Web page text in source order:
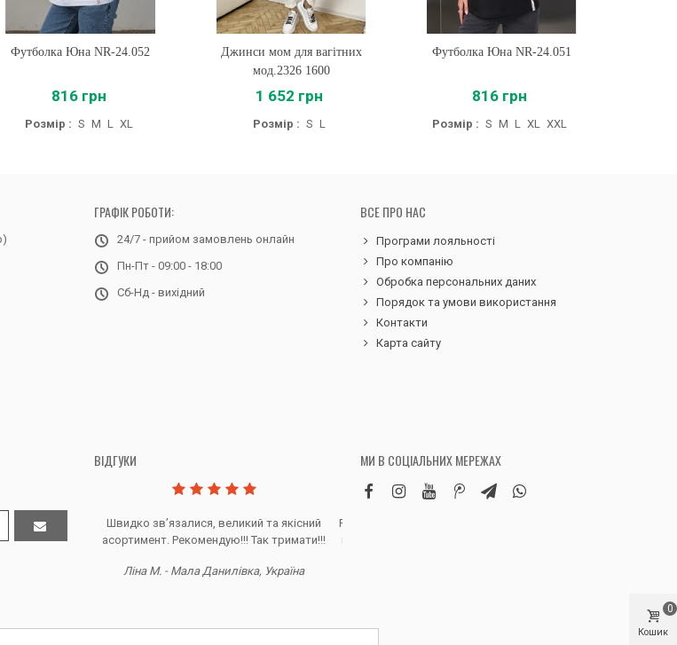
Купити
Футболка Юна NR-24.052
816 грн
Розмір : S M L XL
Купити
Джинси мом для вагітних
мод.2326 1600
1 652 грн
Розмір : S L
Купити
Футболка Юна NR-24.051
816 грн
Розмір : S M L XL XXL
ГРАФІК РОБОТИ:
24/7 - прийом замовлень онлайн
Пн-Пт - 09:00 - 18:00
Сб-Нд - вихідний
ВСЕ ПРО НАС
Програми лояльності
Про компанію
Обробка персональних даних
Порядок та умови використання
Контакти
Карта сайту
ВІДГУКИ
супер.
Швидко звʼязалися, великий та якісний
асортимент. Рекомендую!!! Так тримати!!!
Ліна М. - Мала Данилівка, Україна
Робила замовлення дитячих вельветових
штанів. Дуже вдячна магазину, доставка
МИ В СОЦІАЛЬНИХ МЕРЕЖАХ
Кошик
0